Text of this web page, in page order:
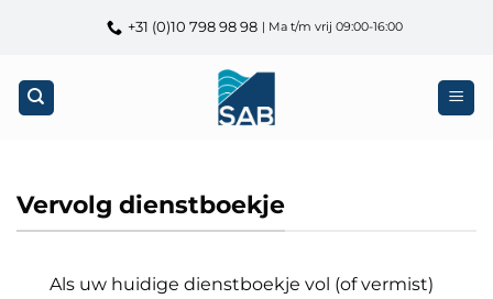
+31 (0)10 798 98 98 | Ma t/m vrij 09:00-16:00
Vervolg dienstboekje
Als uw huidige dienstboekje vol (of vermist)